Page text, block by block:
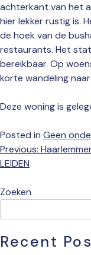
achterkant van het
hier lekker rustig is.
de hoek van de
restaurants. Het
bereikbaar. Op
korte wandeling
Deze woning is
Posted in Geen
Bericht
navigatie
Previous:
LEIDEN
Zoeken
Recent